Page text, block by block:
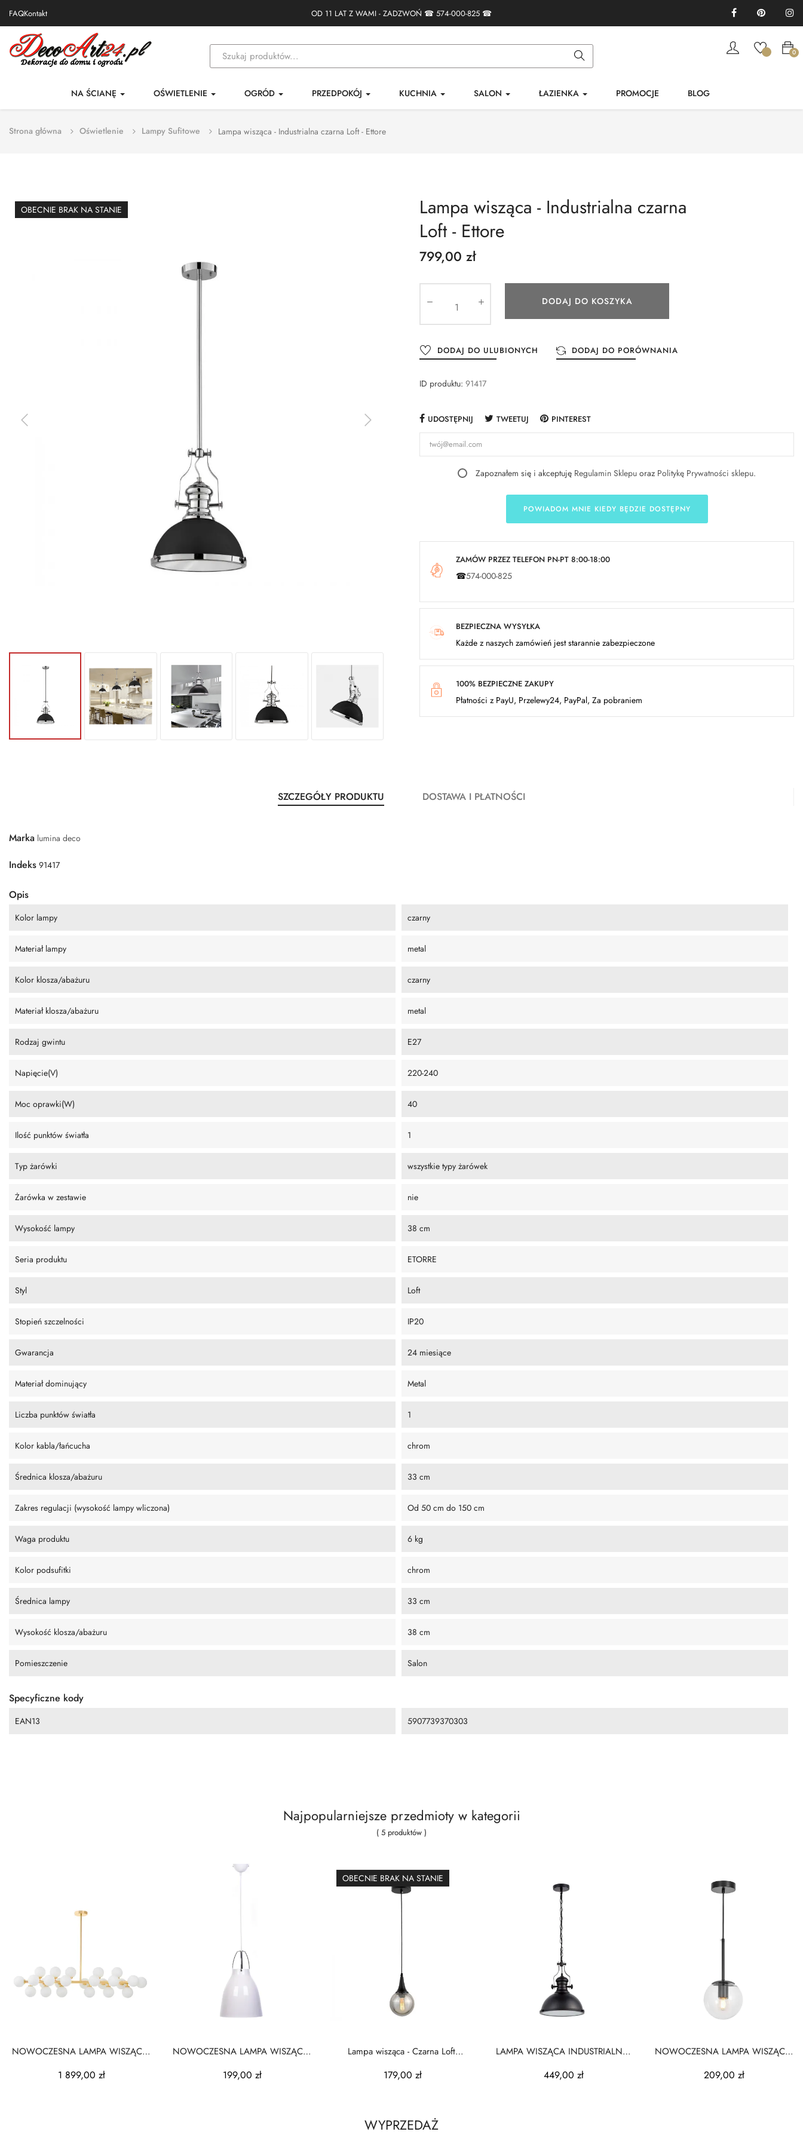
FAQKontakt OD 11 LAT Z WAMI - ZADZWOŃ ☎ 574-000-825 ☎ FacebookPinterest
0
NA ŚCIANĘ OŚWIETLENIE OGRÓD PRZEDPOKÓJ KUCHNIA SALON ŁAZIENKA PROMOCJE BLOG
Strona główna Oświetlenie Lampy Sufitowe Lampa wisząca - Industrialna czarna Loft - Ettore
OBECNIE BRAK NA STANIE
Lampa wisząca - Industrialna czarna
Loft - Ettore
799,00 zł
DODAJ DO KOSZYKA
DODAJ DO ULUBIONYCH DODAJ DO PORÓWNANIA
ID produktu: 91417
UDOSTĘPNIJ TWEETUJ PINTEREST
Zapoznałem się i akceptuję Regulamin Sklepu oraz Politykę Prywatności sklepu.
POWIADOM MNIE KIEDY BĘDZIE DOSTĘPNY
ZAMÓW PRZEZ TELEFON PN-PT 8:00-18:00
☎574-000-825
BEZPIECZNA WYSYŁKA
Każde z naszych zamówień jest starannie zabezpieczone
100% BEZPIECZNE ZAKUPY
Płatności z PayU, Przelewy24, PayPal, Za pobraniem
SZCZEGÓŁY PRODUKTU DOSTAWA I PŁATNOŚCI
Marka lumina deco
Indeks 91417
Opis
Kolor lampy czarny
Materiał lampy metal
Kolor klosza/abażuru czarny
Materiał klosza/abażuru metal
Rodzaj gwintu E27
Napięcie(V) 220-240
Moc oprawki(W) 40
Ilość punktów światła 1
Typ żarówki wszystkie typy żarówek
Żarówka w zestawie nie
Wysokość lampy 38 cm
Seria produktu ETORRE
Styl Loft
Stopień szczelności IP20
Gwarancja 24 miesiące
Materiał dominujący Metal
Liczba punktów światła 1
Kolor kabla/łańcucha chrom
Średnica klosza/abażuru 33 cm
Zakres regulacji (wysokość lampy wliczona) Od 50 cm do 150 cm
Waga produktu 6 kg
Kolor podsufitki chrom
Średnica lampy 33 cm
Wysokość klosza/abażuru 38 cm
Pomieszczenie Salon
Specyficzne kody
EAN13 5907739370303
Najpopularniejsze przedmioty w kategorii
( 5 produktów )
NOWOCZESNA LAMPA WISZĄCA
1 899,00 zł
NOWOCZESNA LAMPA WISZĄCA
199,00 zł
OBECNIE BRAK NA STANIE
Lampa wisząca - Czarna Loft
179,00 zł
LAMPA WISZĄCA INDUSTRIALNA
449,00 zł
NOWOCZESNA LAMPA WISZĄCA
209,00 zł
WYPRZEDAŻ